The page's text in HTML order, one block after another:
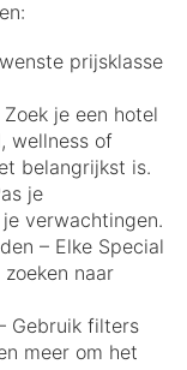
prijsklasse
je een hotel
wellness of
belangrijkst is.
je
verwachtingen.
– Elke Special
naar
Gebruik filters
meer om het